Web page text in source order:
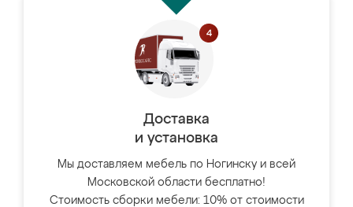
Доставка
и установка
Мы доставляем мебель по Ногинску и всей
Московской области бесплатно!
Стоимость сборки мебели: 10% от стоимости